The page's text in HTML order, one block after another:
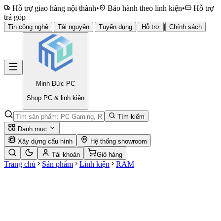
Hỗ trợ giao hàng nội thành• Bảo hành theo linh kiện•
Hỗ trợ
trả góp
Tin công nghệ | Tài nguyên | Tuyển dụng | Hỗ trợ | Chính sách
Minh Đức PC
Shop PC & linh kiện
Tìm kiếm
Danh mục
Xây dựng cấu hình
Hệ thống showroom
Tài khoản
Giỏ hàng
Trang chủ Sản phẩm Linh kiện RAM